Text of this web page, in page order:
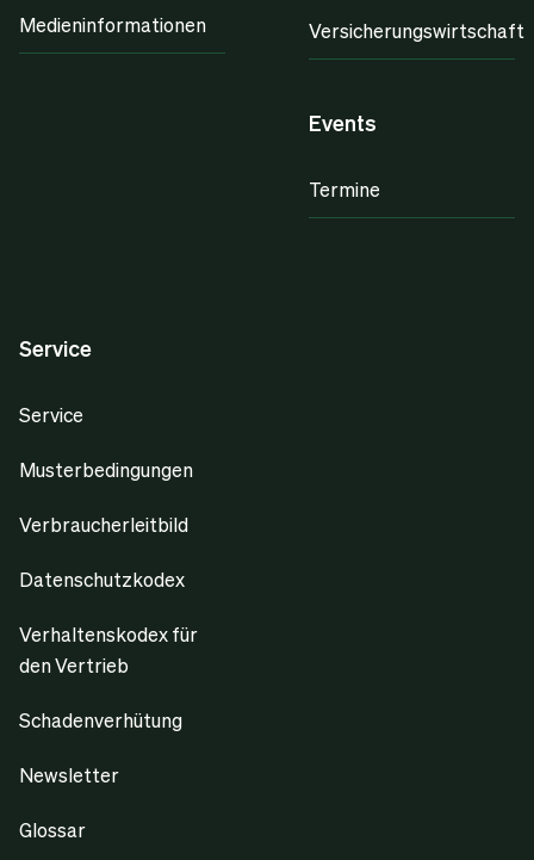
Medieninformationen Versicherungswirtschaft
Events
Termine
Service
Service
Musterbedingungen
Verbraucherleitbild
Datenschutzkodex
Verhaltenskodex für
den Vertrieb
Schadenverhütung
Newsletter
Glossar